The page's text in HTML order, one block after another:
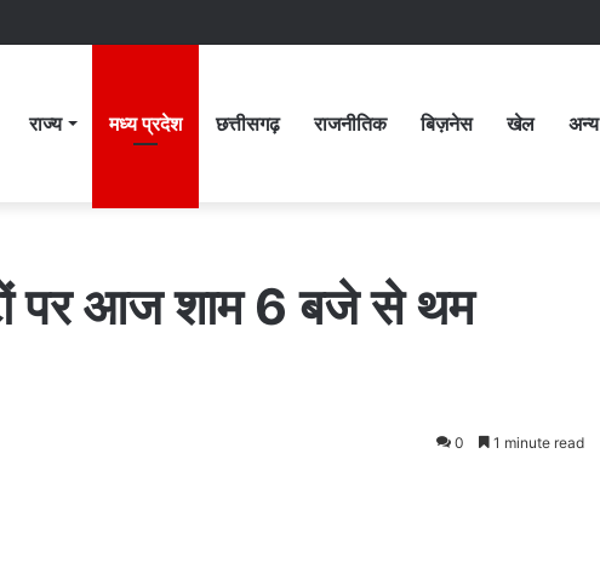
राज्य मध्य प्रदेश छत्तीसगढ़ राजनीतिक बिज़नेस खेल अन्य
पर आज शाम 6 बजे से थम
0 1 minute read